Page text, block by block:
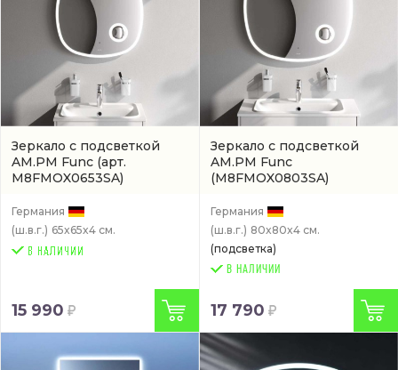
Зеркало с подсветкой
AM.PM Func (арт.
M8FMOX0653SA)
Германия
(ш.в.г.) 65x65x4 см.
15 990
Зеркало с подсветкой
AM.PM Func
(M8FMOX0803SA)
Германия
(ш.в.г.) 80x80x4 см.
(подсветка)
В НАЛИЧИИ
17 790